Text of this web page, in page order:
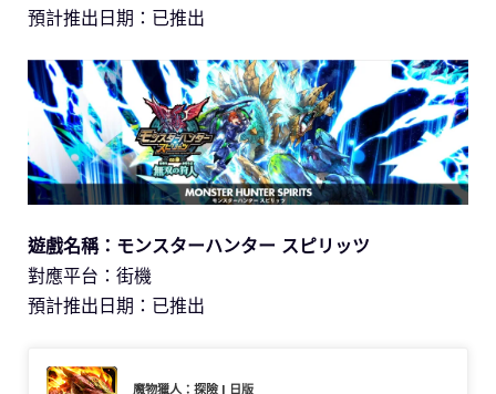
預計推出日期：已推出
遊戲名稱：モンスターハンター スピリッツ
對應平台：街機
預計推出日期：已推出
魔物獵人：探險 | 日版